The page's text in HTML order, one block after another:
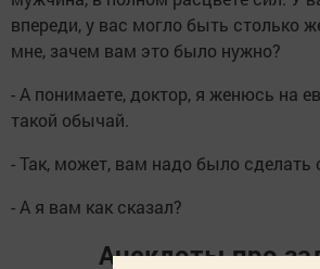
впереди, у вас могло быть столько
мне, зачем вам это было нужно?
- А понимаете, доктор, я женюсь на
такой обычай.
- Так, может, вам надо было сделать
- А я вам как сказал?
Анекдоты про